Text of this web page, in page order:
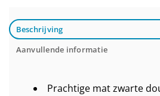
Beschrijving
Aanvullende informatie
Prachtige mat zwarte